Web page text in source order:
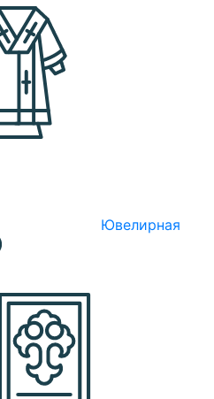
Ювелирная